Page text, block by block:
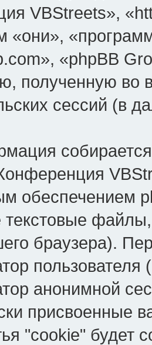
VBStreets»,
«они»,
«phpBB
полученную во
сессий (в
обеспечением
браузера).
анонимной
присвоенные
"cookie" будет